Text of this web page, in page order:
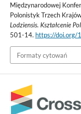
Międzynarodowej
Polonistyk Trzech
Lodziensis. Kształcenie
501-14. https://
Formaty cytowań